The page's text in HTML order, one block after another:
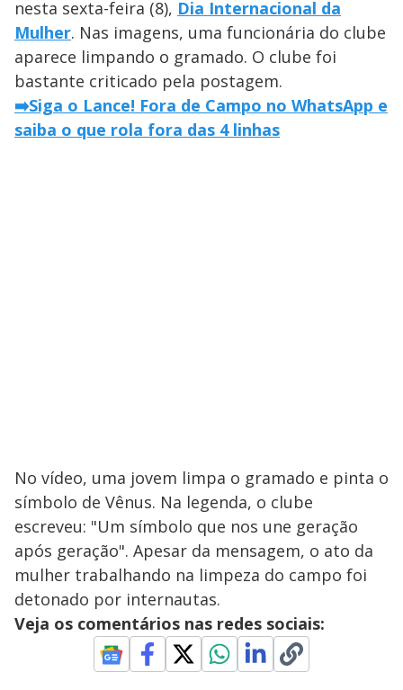
nesta sexta-feira (8), Dia Internacional da
Mulher. Nas imagens, uma funcionária do clube
aparece limpando o gramado. O clube foi
bastante criticado pela postagem.
➡️Siga o Lance! Fora de Campo no WhatsApp e
saiba o que rola fora das 4 linhas
No vídeo, uma jovem limpa o gramado e pinta o
símbolo de Vênus. Na legenda, o clube
escreveu: "Um símbolo que nos une geração
após geração". Apesar da mensagem, o ato da
mulher trabalhando na limpeza do campo foi
detonado por internautas.
Veja os comentários nas redes sociais: